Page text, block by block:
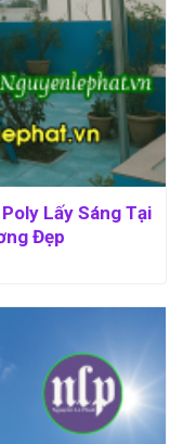
Lấy Sáng Tại
Đẹp